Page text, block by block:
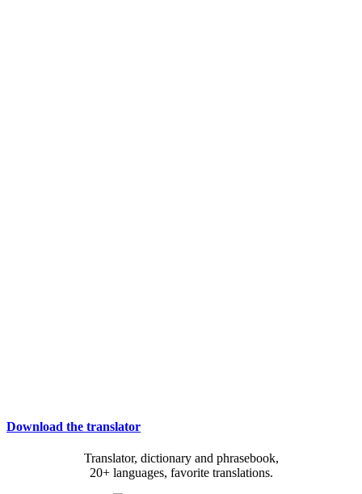
Download the translator
Translator, dictionary and phrasebook,
20+ languages, favorite translations.